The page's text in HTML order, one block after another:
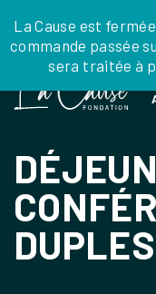
to
the
La Cause est
commande passée
sera traitée à
JE DONNE JE PARRAINE